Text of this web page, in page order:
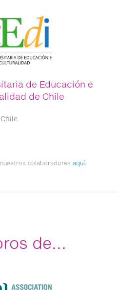
de Educación e
de Chile
Chile
colaboradores aquí.
de...